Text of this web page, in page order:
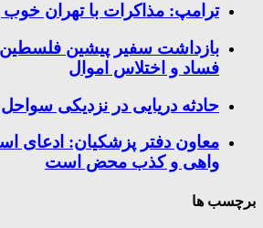
ترامپ: مذاکرات با تهران
بازداشت سفیر پیشین فلسطین
فساد و اختلاس اموال
حادثه دریایی در نزدیکی
معاون دفتر پزشکیان: ادعای
واهی و کذب محض است
برچسب ها